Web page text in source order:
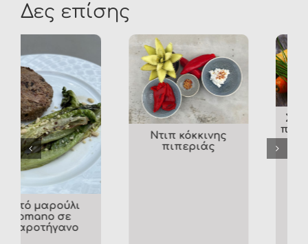
Δες επίσης
Ντιπ κόκκινης
πιπεριάς
Σούπα με καρότο,
πράσα και τζίντζερ